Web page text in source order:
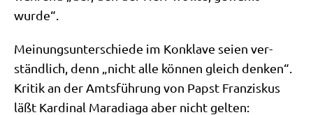
wurde“.
Mei­nungs­un­ter­schie­de im Kon­kla­ve sei­en ver­
ständ­lich, denn „nicht alle kön­nen gleich den­ken“.
Kri­tik an der Amts­füh­rung von Papst Fran­zis­kus
läßt Kar­di­nal Mara­dia­ga aber nicht gelten: